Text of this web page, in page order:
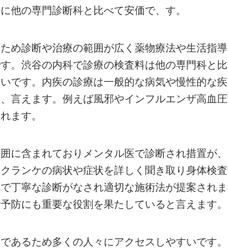
他の専門診断科と比べて安価で、す。
め診断や治療の範囲が広く薬物療法や生活指導
。渋谷の内科で診療の検査料は他の専門科と比
です。内疾の診療は一般的な病気や慢性的な疾
言えます。例えば風邪やインフルエンザ高血圧
ます。
に含まれておりメンタル医で診断され措置が、
ランケの病状や症状を詳しく聞き取り身体検査
丁寧な診断がなされ適切な施術法が提案されま
防にも重要な役割を果たしていると言えます。
あるため多くの人々にアクセスしやすいです。